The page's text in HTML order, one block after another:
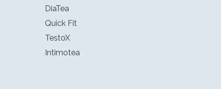
DiaTea
Quick Fit
TestoX
Intimotea